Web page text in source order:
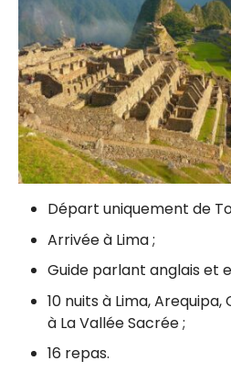
Départ uniquement de
Arrivée à Lima ;
Guide parlant anglais et
10 nuits à Lima,Arequipa,
à La Vallée Sacrée ;
16 repas.